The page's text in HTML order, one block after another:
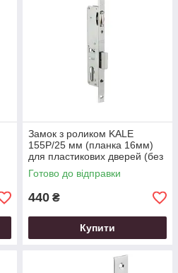
Замок з роликом KALE
155P/25 мм (планка 16мм)
для пластикових дверей (без
відповідної планки)
Готово до відправки
440 ₴
Купити